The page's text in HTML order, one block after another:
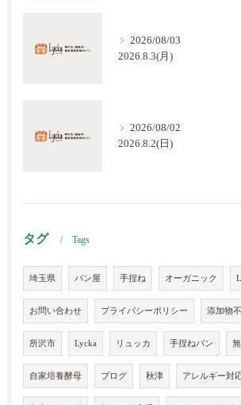
2026/08/03
2026.8.3(月)
2026/08/02
2026.8.2(日)
タグ Tags
埼玉県 パン屋 手捏ね オーガニック
お問い合わせ プライバシーポリシー 添加物
所沢市 Lycka リュッカ 手捏ねパン
自家培養酵母 ブログ 秋津 アレルギー対